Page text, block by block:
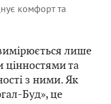
комфорт та
лише
та
з ними. Як
Буд», це